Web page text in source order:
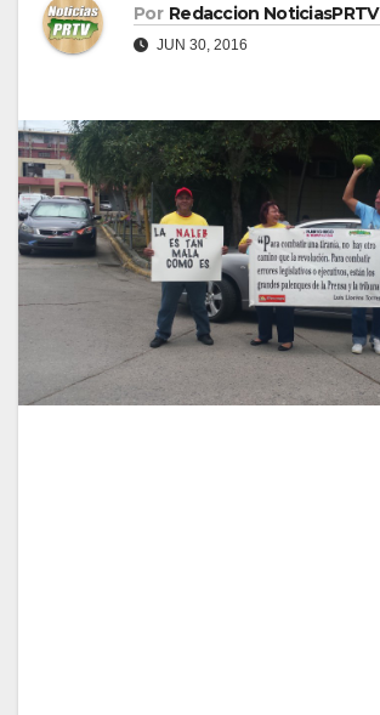
Por Redaccion NoticiasPRTV
JUN 30, 2016